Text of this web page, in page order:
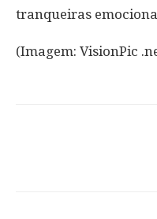
tranqueiras
(Imagem: VisionPic